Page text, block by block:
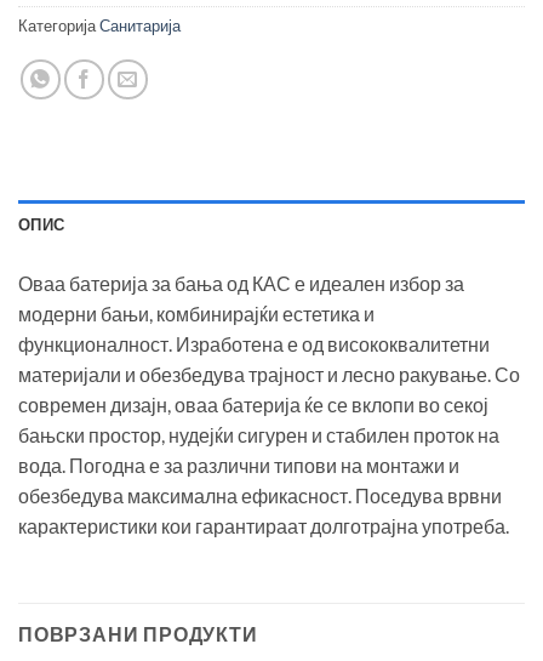
КатегоријаСанитарија
ОПИС
Оваа батерија за бања од КАС е идеален избор за
модерни бањи, комбинирајќи естетика и
функционалност. Изработена е од висококвалитетни
материјали и обезбедува трајност и лесно ракување. Со
современ дизајн, оваа батерија ќе се вклопи во секој
бањски простор, нудејќи сигурен и стабилен проток на
вода. Погодна е за различни типови на монтажи и
обезбедува максимална ефикасност. Поседува врвни
карактеристики кои гарантираат долготрајна употреба.
ПОВРЗАНИ ПРОДУКТИ